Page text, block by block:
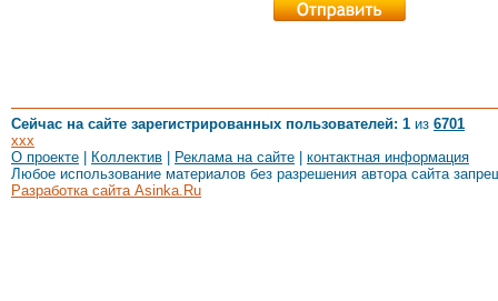
Сейчас на сайте зарегистрированных пользователей: 1 из 6701
xxx
О проекте
Коллектив Реклама на сайте
контактная информация
Любое использование материалов без разрешения автора сайта
Разработка сайта Asinka.Ru